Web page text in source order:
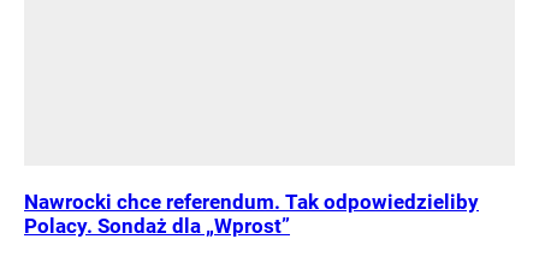
Nawrocki chce referendum. Tak odpowiedzieliby
Polacy. Sondaż dla „Wprost”